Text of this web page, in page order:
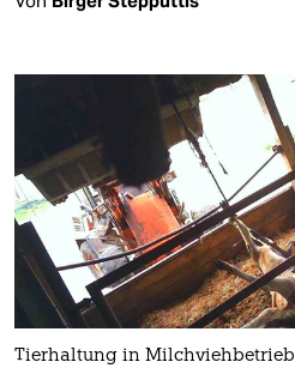
Tierhaltung in Milchviehbetrieb